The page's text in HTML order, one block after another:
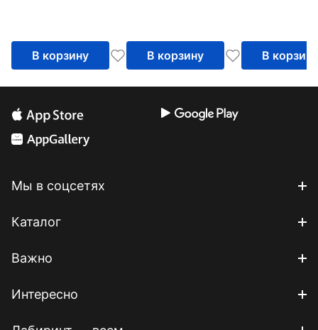
В корзину В корзину В корзину
Мы в соцсетях
Каталог
Важно
Интересно